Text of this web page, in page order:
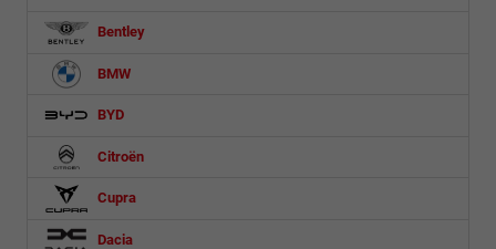
Bentley
BMW
BYD
Citroën
Cupra
Dacia